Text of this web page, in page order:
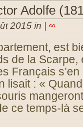
Adolfe
2015 in | ∞
est
de la Scarpe,
Français
lisait : «
ce temps-là